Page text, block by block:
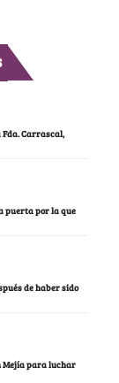
Carrascal,
puerta por la que
de haber sido
Mejía para luchar